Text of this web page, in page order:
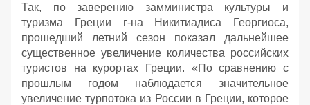
Так, по заверению замминистра культуры и
туризма Греции г-на Никитиадиса Георгиоса,
прошедший летний сезон показал дальнейшее
существенное увеличение количества российских
туристов на курортах Греции. «По сравнению с
прошлым годом наблюдается значительное
увеличение турпотока из России в Греции, которое